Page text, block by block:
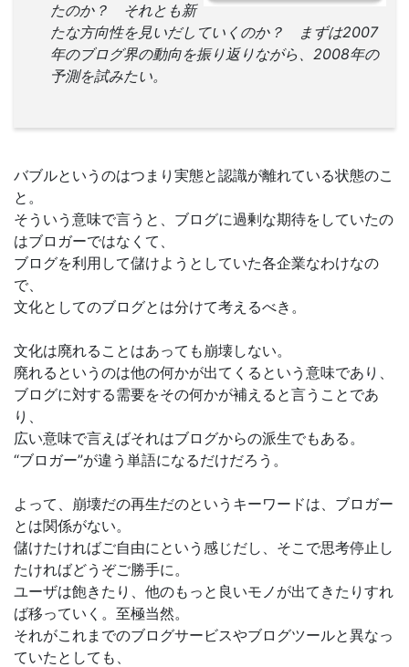
たのか？ それとも新
たな方向性を見いだしていくのか？ まずは2007
年のブログ界の動向を振り返りながら、2008年の
予測を試みたい。
バブルというのはつまり実態と認識が離れている状態のこ
と。
そういう意味で言うと、ブログに過剰な期待をしていたの
はブロガーではなくて、
ブログを利用して儲けようとしていた各企業なわけなの
で、
文化としてのブログとは分けて考えるべき。
文化は廃れることはあっても崩壊しない。
廃れるというのは他の何かが出てくるという意味であり、
ブログに対する需要をその何かが補えると言うことであ
り、
広い意味で言えばそれはブログからの派生でもある。
“ブロガー”が違う単語になるだけだろう。
よって、崩壊だの再生だのというキーワードは、ブロガー
とは関係がない。
儲けたければご自由にという感じだし、そこで思考停止し
たければどうぞご勝手に。
ユーザは飽きたり、他のもっと良いモノが出てきたりすれ
ば移っていく。至極当然。
それがこれまでのブログサービスやブログツールと異なっ
ていたとしても、